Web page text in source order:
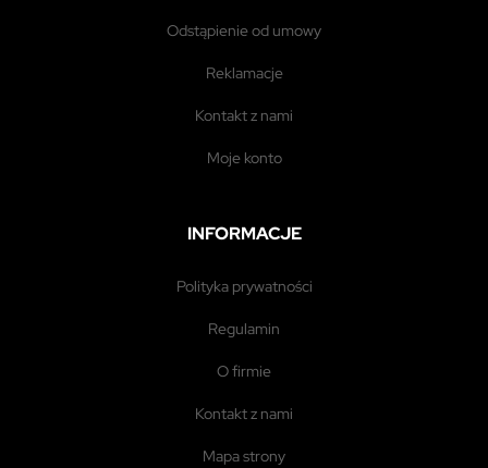
odstąpienie od umowy
reklamacje
kontakt z nami
moje konto
INFORMACJE
polityka prywatności
regulamin
o firmie
kontakt z nami
mapa strony